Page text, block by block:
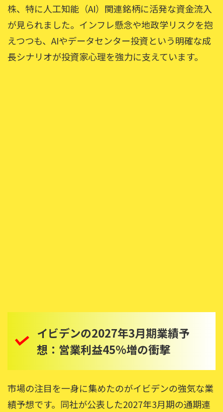
株、特に人工知能（AI）関連銘柄に活発な資金流入
が見られました。インフレ懸念や地政学リスクを抱
えつつも、AIやデータセンター投資という明確な成
長シナリオが投資家心理を強力に支えています。
イビデンの2027年3月期業績予
想：営業利益45%増の衝撃
市場の注目を一身に集めたのがイビデンの強気な業
績予想です。同社が公表した2027年3月期の通期連